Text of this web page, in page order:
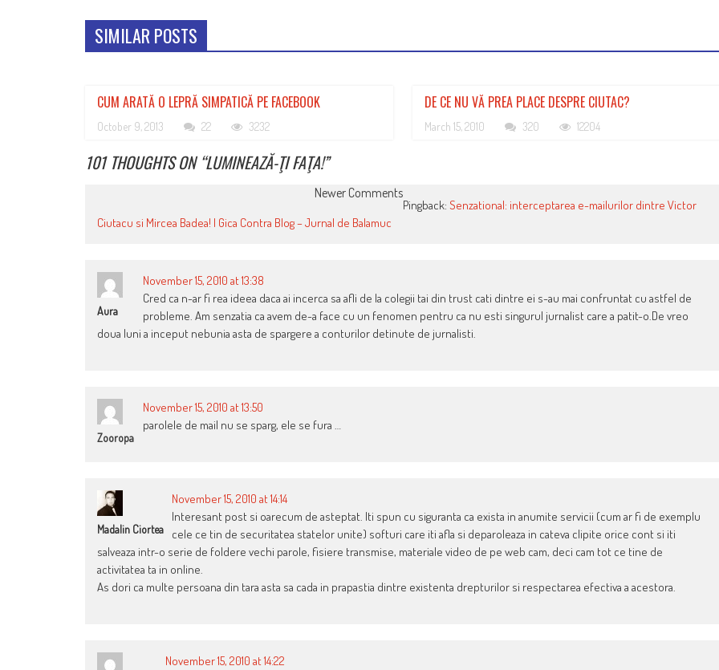
SIMILAR POSTS
CUM ARATĂ O LEPRĂ SIMPATICĂ PE FACEBOOK
October 9, 2013 22 3232
DE CE NU VĂ PREA PLACE DESPRE CIUTAC?
March 15, 2010 320 12204
101 THOUGHTS ON “LUMINEAZĂ-ŢI FAŢA!”
NAVIGATION
Newer Comments
Pingback:Senzational: interceptarea e-mailurilor dintre Victor
Ciutacu si Mircea Badea! | Gica Contra Blog – Jurnal de Balamuc
Aura
November 15, 2010 at 13:38
Cred ca n-ar fi rea ideea daca ai incerca sa afli de la colegii tai din trust cati dintre ei s-au mai confruntat cu astfel de
probleme. Am senzatia ca avem de-a face cu un fenomen pentru ca nu esti singurul jurnalist care a patit-o.De vreo
doua luni a inceput nebunia asta de spargere a conturilor detinute de jurnalisti.
Zooropa
November 15, 2010 at 13:50
parolele de mail nu se sparg, ele se fura …
Madalin Ciortea
November 15, 2010 at 14:14
Interesant post si oarecum de asteptat. Iti spun cu siguranta ca exista in anumite servicii (cum ar fi de exemplu
cele ce tin de securitatea statelor unite) softuri care iti afla si deparoleaza in cateva clipite orice cont si iti
salveaza intr-o serie de foldere vechi parole, fisiere transmise, materiale video de pe web cam, deci cam tot ce tine de
activitatea ta in online.
As dori ca multe persoana din tara asta sa cada in prapastia dintre existenta drepturilor si respectarea efectiva a acestora.
November 15, 2010 at 14:22